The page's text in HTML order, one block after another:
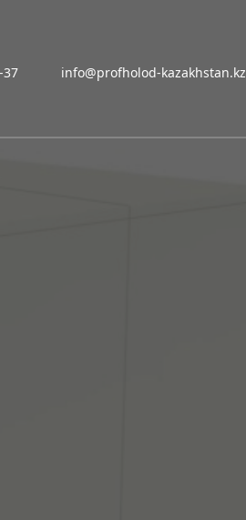
37 info@profholod-kazakhstan.kz